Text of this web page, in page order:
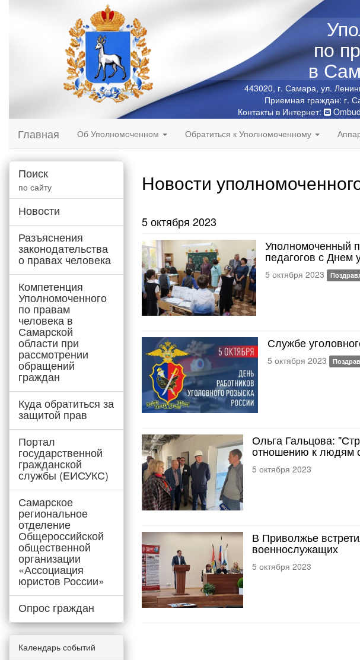
по
в
443020, г. Самара, ул.
Приемная граждан: г.
Контакты в Интернет:
Главная Об Уполномоченном Обратиться к Уполномоченному
Поиск
по сайту
Новости
Разъяснения
законодательства
о правах человека
Компетенция
Уполномоченного
по правам
человека в
Самарской
области при
рассмотрении
обращений
граждан
Куда обратиться за
защитой прав
Портал
государственной
гражданской
службы (ЕИСУКС)
Самарское
региональное
отделение
Общероссийской
общественной
организации
«Ассоциация
юристов России»
Опрос граждан
Календарь событий
Новости
5 октября 2023
Уполномоченный
педагогов с Днем
5 октября 2023
Службе
5 октября 2023
Ольга Гальцова:
отношению к людям
5 октября 2023
В Приволжье
военнослужащих
5 октября 2023